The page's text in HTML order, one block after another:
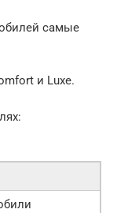
самые
и Luxe.